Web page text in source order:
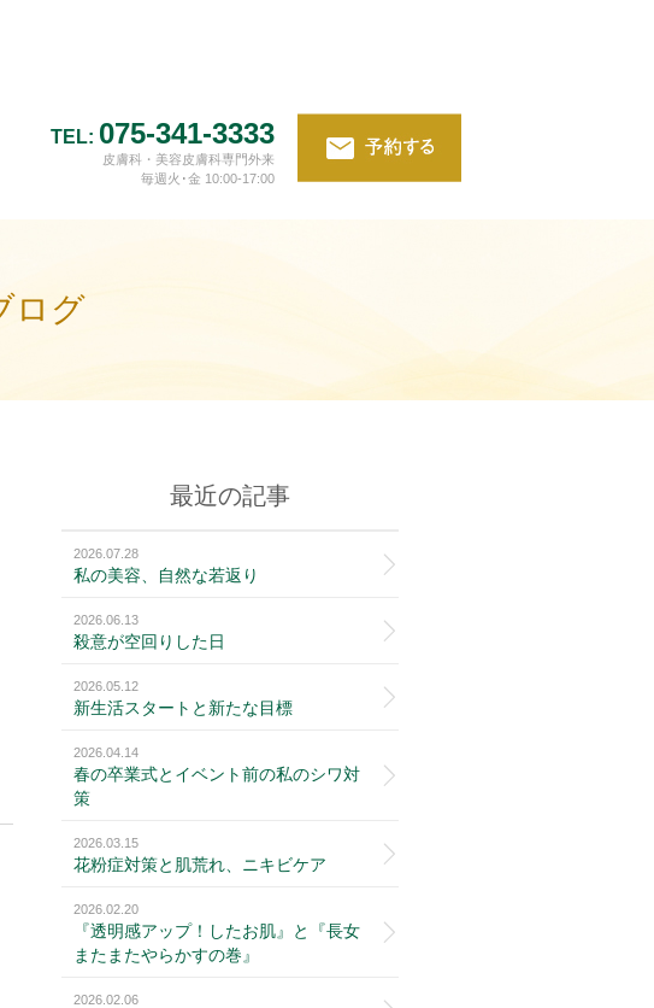
TEL: 075-341-3333
皮膚科・美容皮膚科専門外来
毎週火･金 10:00-17:00
ログ
最近の記事
2026.07.28
私の美容、自然な若返り
2026.06.13
殺意が空回りした日
2026.05.12
新生活スタートと新たな目標
2026.04.14
春の卒業式とイベント前の私のシワ対
策
2026.03.15
花粉症対策と肌荒れ、ニキビケア
2026.02.20
『透明感アップ！したお肌』と『長女
またまたやらかすの巻』
2026.02.06